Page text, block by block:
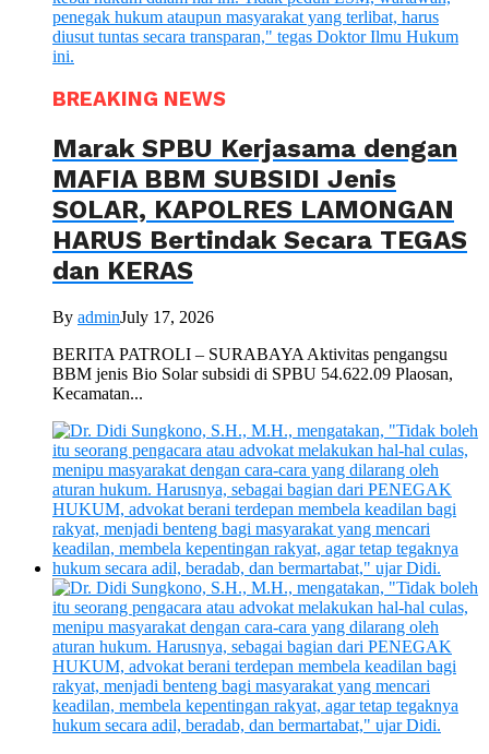
BREAKING NEWS
Marak SPBU Kerjasama dengan
MAFIA BBM SUBSIDI Jenis
SOLAR, KAPOLRES LAMONGAN
HARUS Bertindak Secara TEGAS
dan KERAS
By adminJuly 17, 2026
BERITA PATROLI – SURABAYA Aktivitas pengangsu
BBM jenis Bio Solar subsidi di SPBU 54.622.09 Plaosan,
Kecamatan...